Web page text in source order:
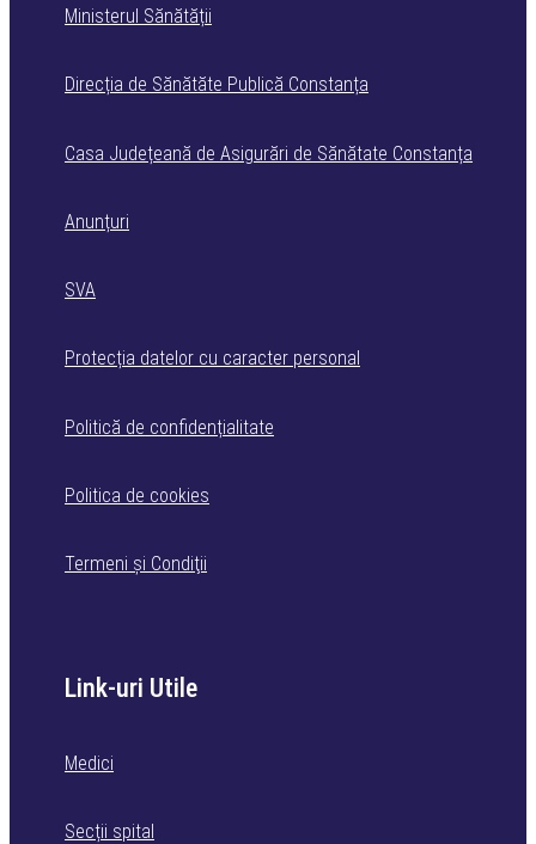
Ministerul Sănătății
Direcția de Sănătăte Publică Constanța
Casa Județeană de Asigurări de Sănătate Constanța
Anunțuri
SVA
Protecția datelor cu caracter personal
Politică de confidențialitate
Politica de cookies
Termeni şi Condiţii
Link-uri Utile
Medici
Secții spital